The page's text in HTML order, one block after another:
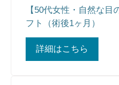
【50代女性・自然な目
フト（術後1ヶ月）
詳細はこちら